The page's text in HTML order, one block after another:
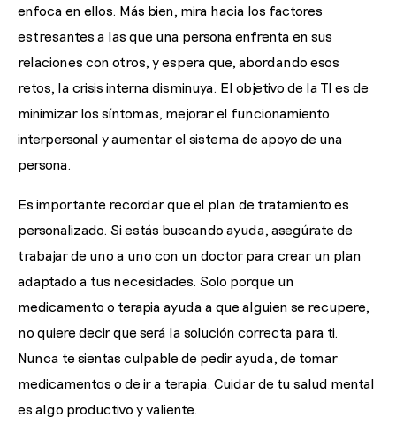
enfoca en ellos. Más bien, mira hacia los factores
estresantes a las que una persona enfrenta en sus
relaciones con otros, y espera que, abordando esos
retos, la crisis interna disminuya. El objetivo de la TI es de
minimizar los síntomas, mejorar el funcionamiento
interpersonal y aumentar el sistema de apoyo de una
persona.
Es importante recordar que el plan de tratamiento es
personalizado. Si estás buscando ayuda, asegúrate de
trabajar de uno a uno con un doctor para crear un plan
adaptado a tus necesidades. Solo porque un
medicamento o terapia ayuda a que alguien se recupere,
no quiere decir que será la solución correcta para ti.
Nunca te sientas culpable de pedir ayuda, de tomar
medicamentos o de ir a terapia. Cuidar de tu salud mental
es algo productivo y valiente.